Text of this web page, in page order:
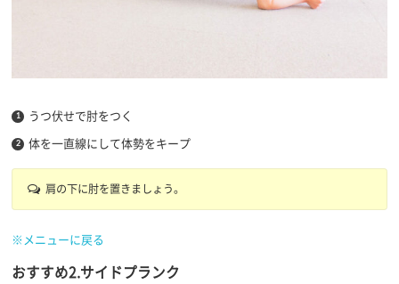
うつ伏せで肘をつく
体を一直線にして体勢をキープ
肩の下に肘を置きましょう。
※メニューに戻る
おすすめ2.サイドプランク